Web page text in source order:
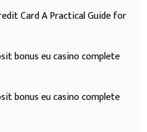
Card A Practical Guide for
bonus eu casino complete
bonus eu casino complete